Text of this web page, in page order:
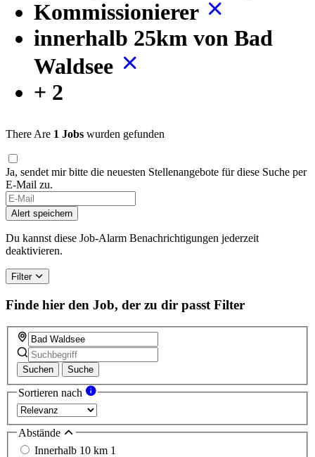
Kommissionierer
innerhalb 25km von Bad
Waldsee
+ 2
There Are 1 Jobs wurden gefunden
Ja, sendet mir bitte die neuesten Stellenangebote für diese Suche per
E-Mail zu.
Alert speichern
Du kannst diese Job-Alarm Benachrichtigungen jederzeit
deaktivieren.
Filter
Finde hier den Job, der zu dir passt Filter
Suchen Suche
Sortieren nach
Abstände
Innerhalb 10 km 1